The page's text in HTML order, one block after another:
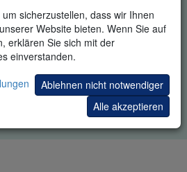
sicherzustellen, dass wir Ihnen
Website bieten. Wenn Sie auf
erklären Sie sich mit der
einverstanden.
Ablehnen nicht notwendiger
Alle akzeptieren
Anfrage dieses Produktes stimmen
wir Ihnen zusätzliche Informationen
zu Trading-Veranstaltungen
sich von diesen Informationen
vertraulich behandelt.